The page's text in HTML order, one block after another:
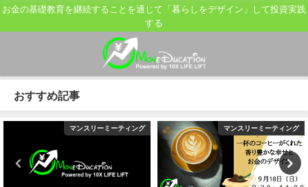
お金の基礎教育を継続することを通じて「暮らしをデザイン」して投資実践
する
おすすめ記事
マンスリーミーティング マンスリーミーティング